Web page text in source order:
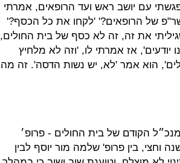
עם יושב ראש ועד הרופאים, אמרתי
של הרופאים?' 'לקחו את כל הכסף?'
את זה, זה לא כסף של בית החולים,
אז אמרתי לו, 'וזה לא מלחיץ
הוא אמר 'לא, יש נשות הדסה'. זה מה
הקודם של בית החולים - פרופ׳
וחצי, בין פרופ' שלמה מור יוסף לבין